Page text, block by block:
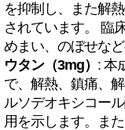
を抑制し、また解
されています。 臨
めまい、のぼせな
ウタン（3mg） : 本
で、解熱、鎮痛、
ルソデオキシコー
用を示します。ま